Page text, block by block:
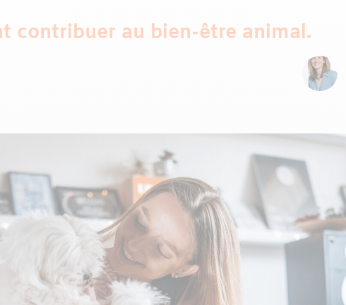
contribuer au bien-être animal.